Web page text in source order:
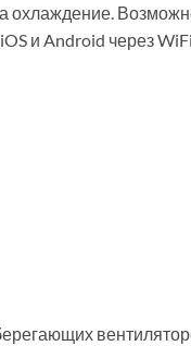
охлаждение.
и Android через WiFi.